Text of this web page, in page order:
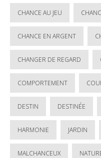
CHANCE AU JEU
CHANCE EN ARGENT
CHANGER DE REGARD
COMPORTEMENT
DESTIN DESTINÉE
HARMONIE JARDIN
MALCHANCEUX